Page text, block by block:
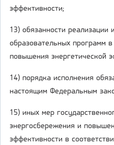
эффективности;
13) обязанности
образовательных программ
повышения энергетической
14) порядка исполнения
настоящим Федеральным
15) иных мер
энергосбережения и
эффективности в